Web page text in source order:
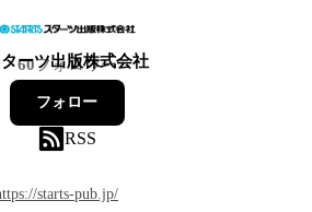
ーツ出版株式会社
60フォロワー
フォロー
RSS
starts-pub.jp/